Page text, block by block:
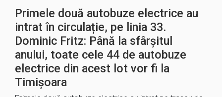
Primele două autobuze electrice au
intrat în circulație, pe linia 33.
Dominic Fritz: Până la sfârșitul
anului, toate cele 44 de autobuze
electrice din acest lot vor fi la
Timișoara